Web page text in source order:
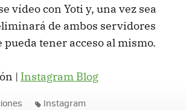
vídeo con Yoti y, una vez sea
de ambos servidores
tener acceso al mismo.
| Instagram Blog
Instagram